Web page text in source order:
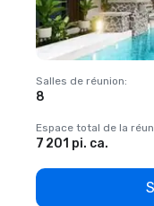
Salles de réunion:
8
Espace total de la
7 201 pi. ca.